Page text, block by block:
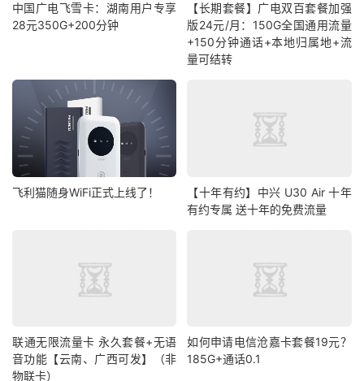
中国广电飞雪卡：湖南用户专享
28元350G+200分钟
【长期套餐】广电双百套餐加强
版24元/月：150G全国通用流量
+150分钟通话+本地归属地+流
量可结转
飞利猫随身WiFi正式上线了！
【十年有约】中兴 U30 Air 十年
有约专属 送十年的免费流量
联通无限流量卡 永久套餐+无语
音功能【云南、广西可发】（非
物联卡）
如何申请电信沧嘉卡套餐19元？
185G+通话0.1